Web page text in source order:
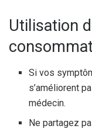
Utilisation
Si vos
s’améliorent
médecin.
Ne partagez